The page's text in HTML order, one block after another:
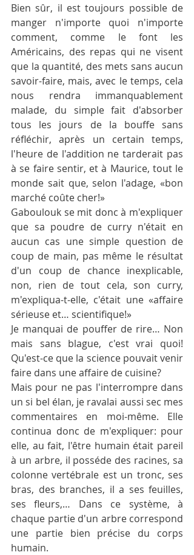
Bien sûr, il est toujours possible de
manger n'importe quoi n'importe
comment, comme le font les
Américains, des repas qui ne visent
que la quantité, des mets sans aucun
savoir-faire, mais, avec le temps, cela
nous rendra immanquablement
malade, du simple fait d'absorber
tous les jours de la bouffe sans
réfléchir, après un certain temps,
l'heure de l'addition ne tarderait pas
à se faire sentir, et à Maurice, tout le
monde sait que, selon l'adage, «bon
marché coûte cher!»
Gaboulouk se mit donc à m'expliquer
que sa poudre de curry n'était en
aucun cas une simple question de
coup de main, pas même le résultat
d'un coup de chance inexplicable,
non, rien de tout cela, son curry,
m'expliqua-t-elle, c'était une «affaire
sérieuse et… scientifique!»
Je manquai de pouffer de rire… Non
mais sans blague, c'est vrai quoi!
Qu'est-ce que la science pouvait venir
faire dans une affaire de cuisine?
Mais pour ne pas l'interrompre dans
un si bel élan, je ravalai aussi sec mes
commentaires en moi-même. Elle
continua donc de m'expliquer: pour
elle, au fait, l'être humain était pareil
à un arbre, il posséde des racines, sa
colonne vertébrale est un tronc, ses
bras, des branches, il a ses feuilles,
ses fleurs,… Dans ce système, à
chaque partie d'un arbre correspond
une partie bien précise du corps
humain.